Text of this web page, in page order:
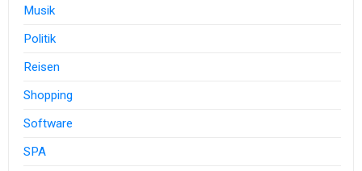
Musik
Politik
Reisen
Shopping
Software
SPA